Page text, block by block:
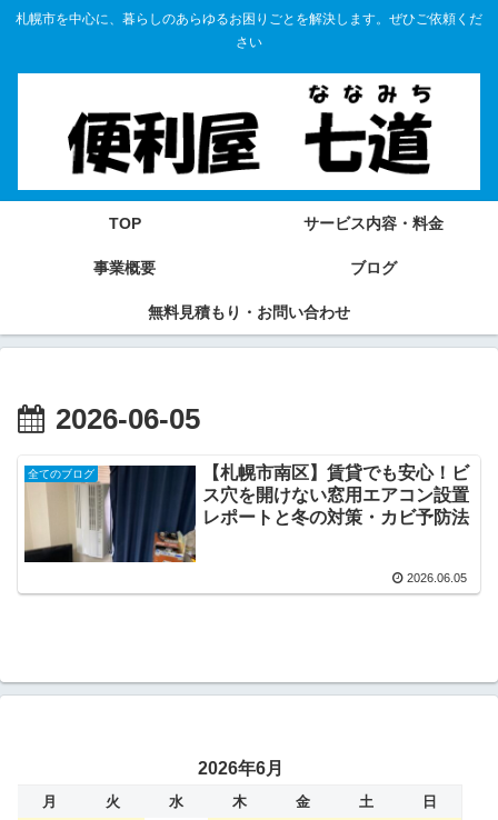
札幌市を中心に、暮らしのあらゆるお困りごとを解決します。ぜひご依頼くだ
さい
TOP サービス内容・料金
事業概要 ブログ
無料見積もり・お問い合わせ
2026-06-05
全てのブログ
【札幌市南区】賃貸でも安心！ビ
ス穴を開けない窓用エアコン設置
レポートと冬の対策・カビ予防法
2026.06.05
2026年6月
月 火 水 木 金 土
日